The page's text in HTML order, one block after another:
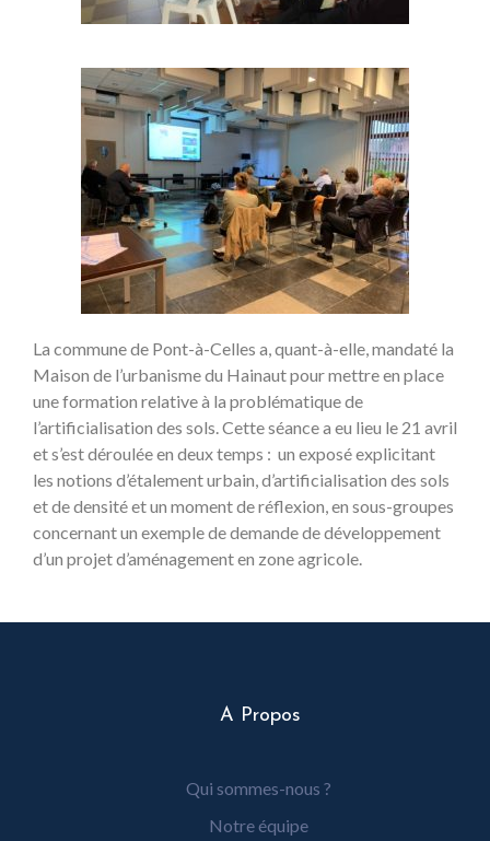
La commune de Pont-à-Celles a, quant-à-elle, mandaté la
Maison de l’urbanisme du Hainaut pour mettre en place
une formation relative à la problématique de
l’artificialisation des sols. Cette séance a eu lieu le 21 avril
et s’est déroulée en deux temps : un exposé explicitant
les notions d’étalement urbain, d’artificialisation des sols
et de densité et un moment de réflexion, en sous-groupes
concernant un exemple de demande de développement
d’un projet d’aménagement en zone agricole.
A Propos
Qui sommes-nous ?
Notre équipe